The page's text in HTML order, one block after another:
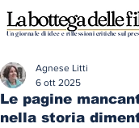
Un giornale di idee e riflessioni critiche sul
Le pagine
nella storia
Agnese Litti
6 ott 2025